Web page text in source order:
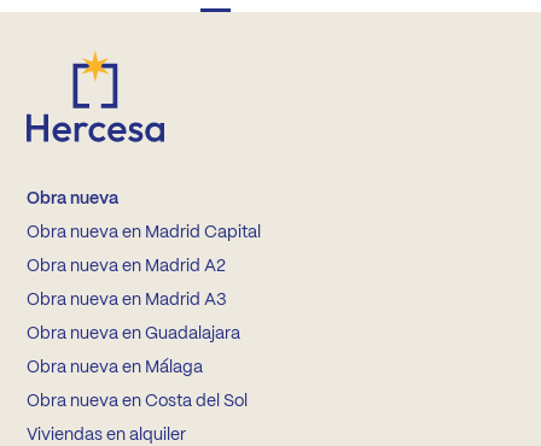
Obra nueva
Obra nueva en Madrid Capital
Obra nueva en Madrid A2
Obra nueva en Madrid A3
Obra nueva en Guadalajara
Obra nueva en Málaga
Obra nueva en Costa del Sol
Viviendas en alquiler